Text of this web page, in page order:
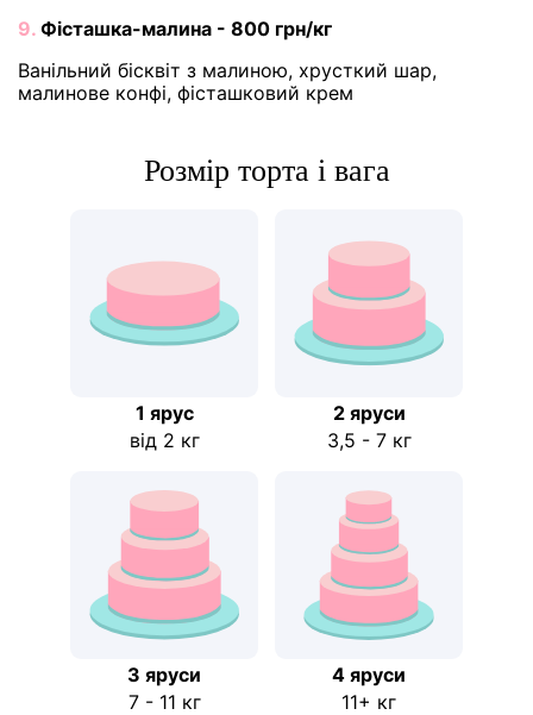
9. Фісташка-малина - 800 грн/кг
Ванільний бісквіт з малиною, хрусткий шар,
малинове конфі, фісташковий крем
Розмір торта і вага
1 ярус
від 2 кг
2 яруси
3,5 - 7 кг
3 яруси
7 - 11 кг
4 яруси
11+ кг